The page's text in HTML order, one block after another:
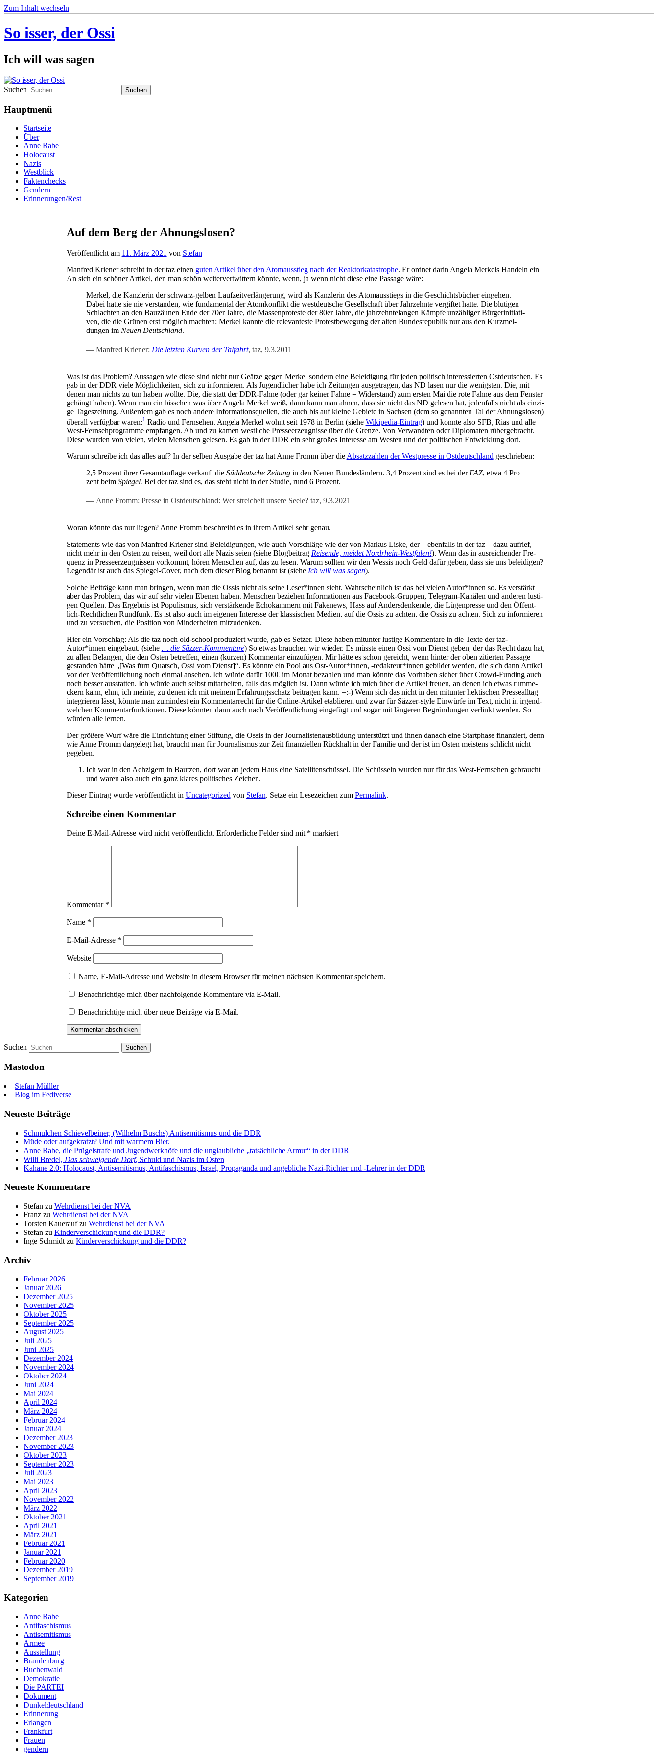
Zum Inhalt wechseln
So isser, der Ossi
Ich will was sagen
Suchen
Hauptmenü
Startseite
Über
Anne Rabe
Holocaust
Nazis
Westblick
Faktenchecks
Gendern
Erinnerungen/Rest
Auf dem Berg der Ahnungslosen?
Veröffentlicht am 11. März 2021 von Stefan
Man­fred Krie­ner schreibt in der taz einen guten Arti­kel über den Atom­aus­stieg nach der Reak­tor­ka­ta­stro­phe. Er ord­net dar­in Ange­la Mer­kels Han­deln ein.
An sich ein schö­ner Arti­kel, den man schön wei­ter­vert­wit­tern könn­te, wenn, ja wenn nicht die­se eine Pas­sa­ge wäre:
Mer­kel, die Kanz­le­rin der schwarz-gel­ben Lauf­zeit­ver­län­ge­rung, wird als Kanz­le­rin des Atom­aus­stiegs in die Geschichts­bücher ein­ge­hen.
Dabei hat­te sie nie ver­stan­den, wie fun­da­men­tal der Atom­kon­flikt die west­deut­sche Gesell­schaft über Jahr­zehn­te ver­gif­tet hat­te. Die blu­ti­gen
Schlach­ten an den Bau­zäu­nen Ende der 70er Jah­re, die Mas­sen­pro­tes­te der 80er Jah­re, die jahr­zehn­te­lan­gen Kämp­fe unzäh­li­ger Bür­ger­initia­ti­
ven, die die Grü­nen erst mög­lich mach­ten: Mer­kel kann­te die rele­van­tes­te Pro­test­be­we­gung der alten Bun­des­re­pu­blik nur aus den Kurz­mel­
dun­gen im Neu­en Deutsch­land.
Man­fred Krie­ner: Die letz­ten Kur­ven der Tal­fahrt, taz, 9.3.2011
Was ist das Pro­blem? Aus­sa­gen wie die­se sind nicht nur Geät­ze gegen Mer­kel son­dern eine Belei­di­gung für jeden poli­tisch inter­es­sier­ten Ost­deut­schen. Es
gab in der DDR vie­le Mög­lich­kei­ten, sich zu infor­mie­ren. Als Jugend­li­cher habe ich Zei­tun­gen aus­ge­tra­gen, das ND lasen nur die wenigs­ten. Die, mit
denen man nichts zu tun haben woll­te. Die, die statt der DDR-Fah­ne (oder gar kei­ner Fah­ne = Wider­stand) zum ers­ten Mai die rote Fah­ne aus dem Fens­ter
gehängt haben). Wenn man ein biss­chen was über Ange­la Mer­kel weiß, dann kann man ahnen, dass sie nicht das ND gele­sen hat, jeden­falls nicht als ein­zi­
ge Tages­zei­tung. Außer­dem gab es noch ande­re Infor­ma­ti­ons­quel­len, die auch bis auf klei­ne Gebie­te in Sach­sen (dem so genann­ten Tal der Ahnungs­lo­sen)
über­all ver­füg­bar waren:1Radio und Fern­se­hen. Ange­la Mer­kel wohnt seit 1978 in Ber­lin (sie­he Wiki­pe­dia-Ein­trag) und konn­te also SFB, Rias und alle
West-Fern­seh­pro­gram­me emp­fan­gen. Ab und zu kamen west­li­che Pres­se­er­zeug­nis­se über die Gren­ze. Von Ver­wand­ten oder Diplo­ma­ten rüber­ge­bracht.
Die­se wur­den von vie­len, vie­len Men­schen gele­sen. Es gab in der DDR ein sehr gro­ßes Inter­es­se am Wes­ten und der poli­ti­schen Ent­wick­lung dort.
War­um schrei­be ich das alles auf? In der sel­ben Aus­ga­be der taz hat Anne Fromm über die Absatz­zah­len der West­pres­se in Ost­deutsch­land geschrieben:
2,5 Pro­zent ihrer Gesamt­auf­la­ge ver­kauft die Süd­deut­sche Zei­tungin den Neu­en Bun­des­län­dern. 3,4 Pro­zent sind es bei der FAZ, etwa 4 Pro­
zent beim Spie­gel. Bei der taz sind es, das steht nicht in der Stu­die, rund 6 Prozent.
Anne Fromm: Pres­se in Ost­deutsch­land: Wer strei­chelt unse­re See­le? taz, 9.3.2021
Wor­an könn­te das nur lie­gen? Anne Fromm beschreibt es in ihrem Arti­kel sehr genau.
State­ments wie das von Man­fred Krie­ner sind Belei­di­gun­gen, wie auch Vor­schlä­ge wie der von Mar­kus Lis­ke, der – eben­falls in der taz – dazu auf­rief,
nicht mehr in den Osten zu rei­sen, weil dort alle Nazis sei­en (sie­he Blog­bei­trag Rei­sen­de, mei­det Nord­rhein-West­fa­len!). Wenn das in aus­rei­chen­der Fre­
quenz in Pres­se­er­zeug­nis­sen vor­kommt, hören Men­schen auf, das zu lesen. War­um soll­ten wir den Wes­sis noch Geld dafür geben, dass sie uns belei­di­gen?
Legen­där ist auch das Spie­gel-Cover, nach dem die­ser Blog benannt ist (sie­he Ich will was sagen).
Sol­che Bei­trä­ge kann man brin­gen, wenn man die Ossis nicht als sei­ne Leser*innen sieht. Wahr­schein­lich ist das bei vie­len Autor*innen so. Es ver­stärkt
aber das Pro­blem, das wir auf sehr vie­len Ebe­nen haben. Men­schen bezie­hen Infor­ma­tio­nen aus Face­book-Grup­pen, Tele­gram-Kanä­len und ande­ren lus­ti­
gen Quel­len. Das Ergeb­nis ist Popu­lis­mus, sich ver­stär­ken­de Echo­kam­mern mit Faken­ews, Hass auf Anders­den­ken­de, die Lügen­pres­se und den Öffent­
lich-Recht­li­chen Rund­funk. Es ist also auch im eige­nen Inter­es­se der klas­si­schen Medi­en, auf die Ossis zu ach­ten, die Ossis zu ach­ten. Sich zu infor­mie­ren
und zu ver­su­chen, die Posi­ti­on von Min­der­hei­ten mitzudenken.
Hier ein Vor­schlag: Als die taz noch old-school pro­du­ziert wur­de, gab es Set­zer. Die­se haben mit­un­ter lus­ti­ge Kom­men­ta­re in die Tex­te der taz-
Autor*innen ein­ge­baut. (sie­he … die Säz­zer-Kom­men­ta­re) So etwas brau­chen wir wie­der. Es müss­te einen Ossi vom Dienst geben, der das Recht dazu hat,
zu allen Belan­gen, die den Osten betref­fen, einen (kur­zen) Kom­men­tar ein­zu­fü­gen. Mir hät­te es schon gereicht, wenn hin­ter der oben zitier­ten Pas­sa­ge
gestan­den hät­te „[Was fürn Quatsch, Ossi vom Dienst]“. Es könn­te ein Pool aus Ost-Autor*innen, ‑redakteur*innen gebil­det wer­den, die sich dann Arti­kel
vor der Ver­öf­fent­li­chung noch ein­mal anse­hen. Ich wür­de dafür 100€ im Monat bezah­len und man könn­te das Vor­ha­ben sicher über Crowd-Fun­ding auch
noch bes­ser aus­stat­ten. Ich wür­de auch selbst mit­ar­bei­ten, falls das mög­lich ist. Dann wür­de ich mich über die Arti­kel freu­en, an denen ich etwas rum­me­
ckern kann, ehm, ich mein­te, zu denen ich mit mei­nem Erfah­rungs­schatz bei­tra­gen kann. =:-) Wenn sich das nicht in den mit­un­ter hek­ti­schen Pres­se­all­tag
inte­grie­ren lässt, könn­te man zumin­dest ein Kom­men­tar­recht für die Online-Arti­kel eta­blie­ren und zwar für Säz­zer-style Ein­wür­fe im Text, nicht in irgend­
wel­chen Kom­men­tar­funk­tio­nen. Die­se könn­ten dann auch nach Ver­öf­fent­li­chung ein­ge­fügt und sogar mit län­ge­ren Begrün­dun­gen ver­linkt wer­den. So
wür­den alle lernen.
Der grö­ße­re Wurf wäre die Ein­rich­tung einer Stif­tung, die Ossis in der Jour­na­lis­ten­aus­bil­dung unter­stützt und ihnen danach eine Start­pha­se finan­ziert, denn
wie Anne Fromm dar­ge­legt hat, braucht man für Jour­na­lis­mus zur Zeit finan­zi­el­len Rück­halt in der Fami­lie und der ist im Osten meis­tens schlicht nicht
gegeben.
Ich war in den Ach­zi­gern in Baut­zen, dort war an jedem Haus eine Satel­li­ten­schüs­sel. Die Schüs­seln wur­den nur für das West-Fern­se­hen gebraucht
und waren also auch ein ganz kla­res poli­ti­sches Zeichen.
Dieser Eintrag wurde veröffentlicht in Uncategorized von Stefan. Setze ein Lesezeichen zum Permalink.
Schreibe einen Kommentar
Deine E-Mail-Adresse wird nicht veröffentlicht. Erforderliche Felder sind mit * markiert
Kommentar *
Name *
E-Mail-Adresse *
Website
Name, E-Mail-Adresse und Website in diesem Browser für meinen nächsten Kommentar speichern.
Benachrichtige mich über nachfolgende Kommentare via E-Mail.
Benachrichtige mich über neue Beiträge via E-Mail.
Suchen
Mastodon
Stefan Mülller
Blog im Fediverse
Neueste Beiträge
Schmulchen Schievelbeiner, (Wilhelm Buschs) Antisemitismus und die DDR
Müde oder aufgekratzt? Und mit warmem Bier.
Anne Rabe, die Prügelstrafe und Jugendwerkhöfe und die unglaubliche „tatsächliche Armut“ in der DDR
Willi Bredel, Das schweigende Dorf, Schuld und Nazis im Osten
Kahane 2.0: Holocaust, Antisemitismus, Antifaschismus, Israel, Propaganda und angebliche Nazi-Richter und ‑Lehrer in der DDR
Neueste Kommentare
Stefan zu Wehrdienst bei der NVA
Franz zu Wehrdienst bei der NVA
Torsten Kaueraufzu Wehrdienst bei der NVA
Stefan zu Kinderverschickung und die DDR?
Inge Schmidt zu Kinderverschickung und die DDR?
Archiv
Februar 2026
Januar 2026
Dezember 2025
November 2025
Oktober 2025
September 2025
August 2025
Juli 2025
Juni 2025
Dezember 2024
November 2024
Oktober 2024
Juni 2024
Mai 2024
April 2024
März 2024
Februar 2024
Januar 2024
Dezember 2023
November 2023
Oktober 2023
September 2023
Juli 2023
Mai 2023
April 2023
November 2022
März 2022
Oktober 2021
April 2021
März 2021
Februar 2021
Januar 2021
Februar 2020
Dezember 2019
September 2019
Kategorien
Anne Rabe
Antifaschismus
Antisemitismus
Armee
Ausstellung
Brandenburg
Buchenwald
Demokratie
Die PARTEI
Dokument
Dunkeldeutschland
Erinnerung
Erlangen
Frankfurt
Frauen
gendern